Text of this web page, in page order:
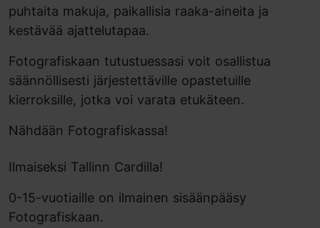
puhtaita makuja, paikallisia raaka-aineita ja
kestävää ajattelutapaa.
Fotografiskaan tutustuessasi voit osallistua
säännöllisesti järjestettäville opastetuille
kierroksille, jotka voi varata etukäteen.
Nähdään Fotografiskassa!
Ilmaiseksi Tallinn Cardilla!
0-15-vuotiaille on ilmainen sisäänpääsy
Fotografiskaan.